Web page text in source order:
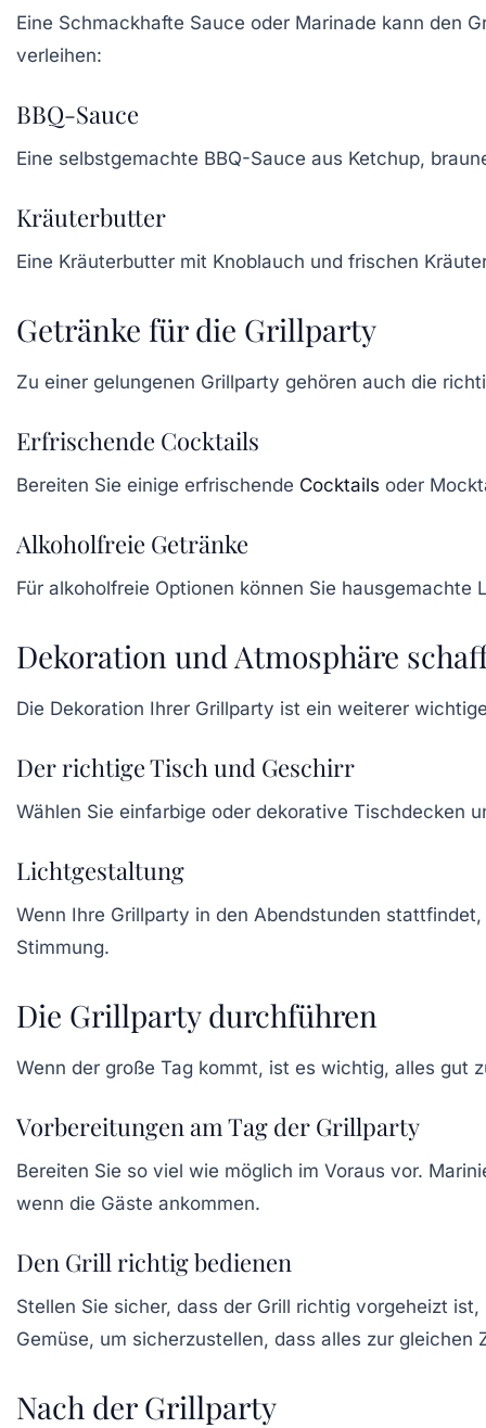
Eine Schmackhafte Sauce oder Marinade kann den
verleihen:
BBQ-Sauce
Eine selbstgemachte BBQ-Sauce aus Ketchup,
Kräuterbutter
Eine Kräuterbutter mit Knoblauch und frischen
Getränke für die Grillparty
Zu einer gelungenen Grillparty gehören auch die
Erfrischende Cocktails
Bereiten Sie einige erfrischende Cocktails oder
Alkoholfreie Getränke
Für alkoholfreie Optionen können Sie
Dekoration und Atmosphäre
Die Dekoration Ihrer Grillparty ist ein weiterer
Der richtige Tisch und Geschirr
Wählen Sie einfarbige oder dekorative Tischdecken
Lichtgestaltung
Wenn Ihre Grillparty in den Abendstunden
Stimmung.
Die Grillparty durchführen
Wenn der große Tag kommt, ist es wichtig, alles gut
Vorbereitungen am Tag der Grillparty
Bereiten Sie so viel wie möglich im Voraus vor.
wenn die Gäste ankommen.
Den Grill richtig bedienen
Stellen Sie sicher, dass der Grill richtig vorgeheizt
Gemüse, um sicherzustellen, dass alles zur gleichen
Nach der Grillparty